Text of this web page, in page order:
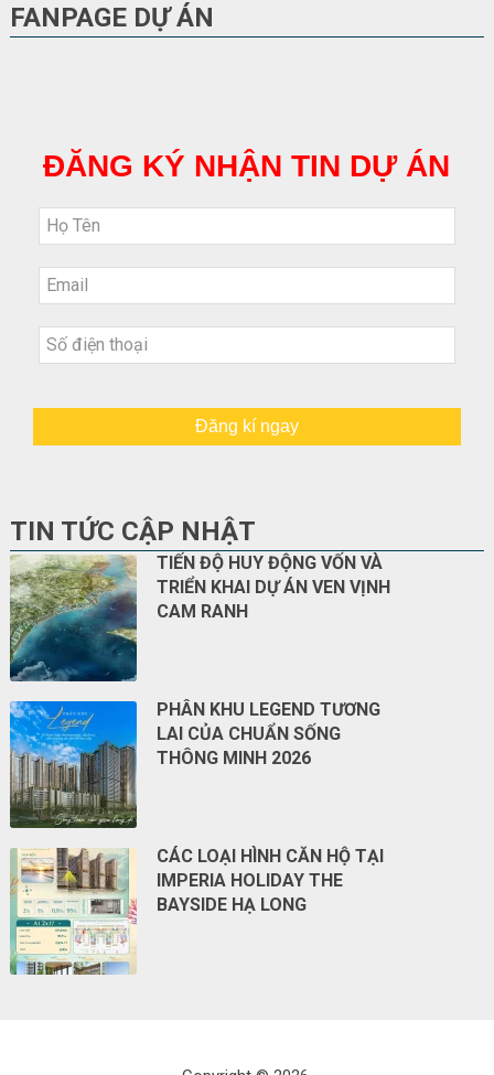
FANPAGE DỰ ÁN
ĐĂNG KÝ NHẬN TIN DỰ ÁN
Đăng kí ngay
TIN TỨC CẬP NHẬT
TIẾN ĐỘ HUY ĐỘNG VỐN VÀ
TRIỂN KHAI DỰ ÁN VEN VỊNH
CAM RANH
PHÂN KHU LEGEND TƯƠNG
LAI CỦA CHUẨN SỐNG
THÔNG MINH 2026
CÁC LOẠI HÌNH CĂN HỘ TẠI
IMPERIA HOLIDAY THE
BAYSIDE HẠ LONG